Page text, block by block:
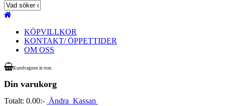
KÖPVILLKOR
KONTAKT/ ÖPPETTIDER
OM OSS
Kundvagnen är tom.
Din varukorg
Totalt: 0.00:- Ändra Kassan